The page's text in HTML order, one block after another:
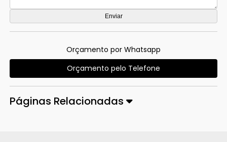
Orçamento por Whatsapp
Orçamento pelo Telefone
Páginas Relacionadas